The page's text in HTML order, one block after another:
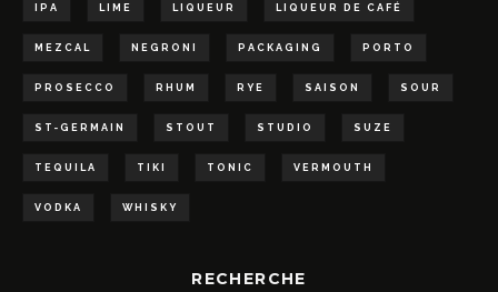
IPA LIME LIQUEUR LIQUEUR DE CAFÉ
MEZCAL NEGRONI PACKAGING PORTO
PROSECCO RHUM RYE SAISON SOUR
ST-GERMAIN STOUT STUDIO SUZE
TEQUILA TIKI TONIC VERMOUTH
VODKA WHISKY
RECHERCHE